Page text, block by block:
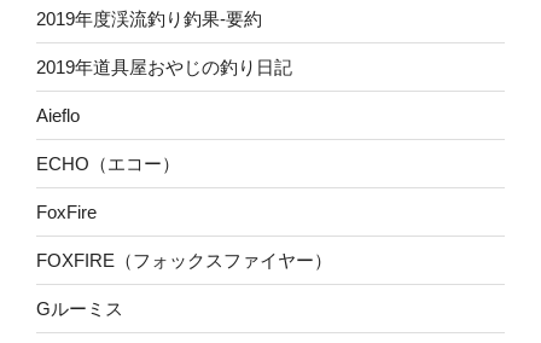
2019年度渓流釣り釣果-要約
2019年道具屋おやじの釣り日記
Aieflo
ECHO（エコー）
FoxFire
FOXFIRE（フォックスファイヤー）
Gルーミス